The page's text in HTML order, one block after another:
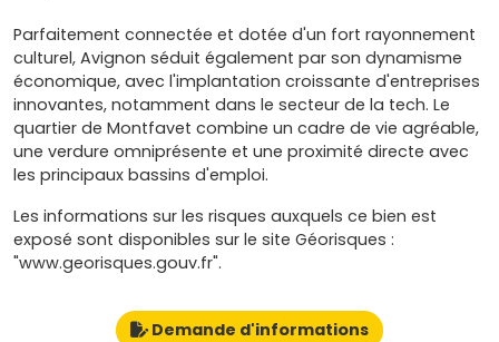
Parfaitement connectée et dotée d'un fort rayonnement
culturel, Avignon séduit également par son dynamisme
économique, avec l'implantation croissante d'entreprises
innovantes, notamment dans le secteur de la tech. Le
quartier de Montfavet combine un cadre de vie agréable,
une verdure omniprésente et une proximité directe avec
les principaux bassins d'emploi.
Les informations sur les risques auxquels ce bien est
exposé sont disponibles sur le site Géorisques :
"www.georisques.gouv.fr".
Demande d'informations